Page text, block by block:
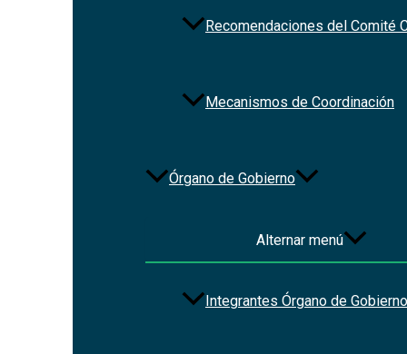
Recomendaciones del Comité
Mecanismos de Coordinación
Órgano de Gobierno
Alternar menú
Integrantes Órgano de Gobierno
Normateca_Estados